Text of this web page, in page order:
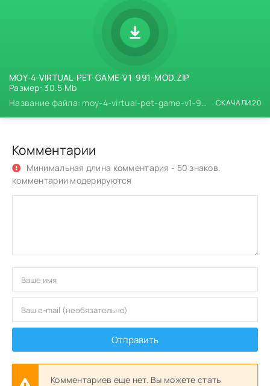
MOY-4-VIRTUAL-PET-GAME-V1-991-MOD.ZIP
Размер: 30.5 Mb
Название файла: moy-4-virtual-pet-game-v1-991-mod.zip
СКАЧАЛИ 20
Комментарии
Минимальная длина комментария - 50 знаков.
комментарии модерируются
Отправить
Комментариев еще нет. Вы можете стать